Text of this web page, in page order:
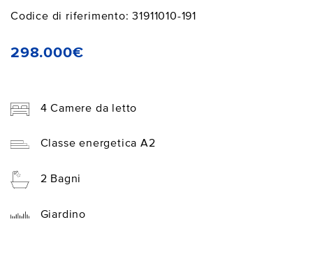
Codice di riferimento: 31911010-191
298.000€
4 Camere da letto
Classe energetica A2
2 Bagni
Giardino